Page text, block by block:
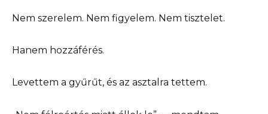
Nem szerelem. Nem figyelem. Nem tisztelet.
Hanem hozzáférés.
Levettem a gyűrűt, és az asztalra tettem.